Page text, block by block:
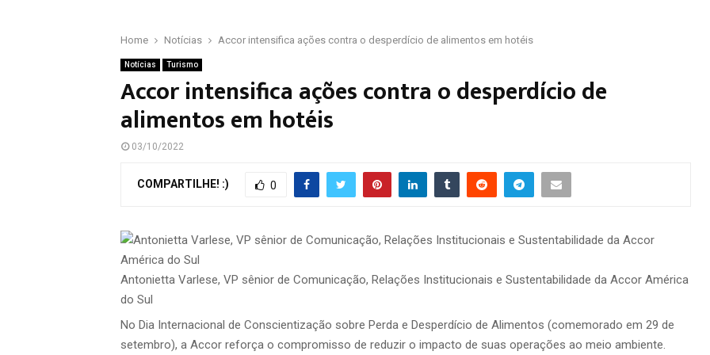
Home Notícias Accor intensifica ações contra o desperdício de alimentos em hotéis
Notícias Turismo
Accor intensifica ações contra o desperdício de
alimentos em hotéis
03/10/2022
COMPARTILHE! :) 0
Antonietta Varlese, VP sênior de Comunicação, Relações Institucionais e Sustentabilidade da Accor América
do Sul
No Dia Internacional de Conscientização sobre Perda e Desperdício de Alimentos (comemorado em 29 de
setembro), a Accor reforça o compromisso de reduzir o impacto de suas operações ao meio ambiente.